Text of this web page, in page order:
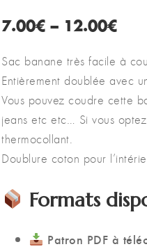
7.00€ – 12.00€
Sac banane très facile à
Entièrement doublée avec
Vous pouvez coudre cette
jeans etc etc… Si vous
thermocollant.
Doublure coton pour
Formats
Patron PDF à